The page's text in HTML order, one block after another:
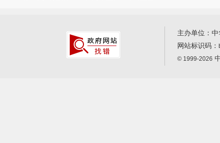
主办单位：
网站标识码：
© 1999-2026